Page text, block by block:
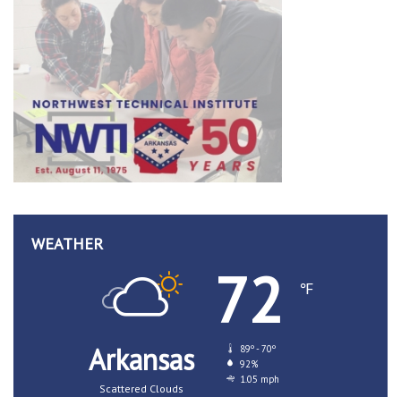
WEATHER
Arkansas
Scattered Clouds
72 ℉
89º - 70º
92%
1.05 mph